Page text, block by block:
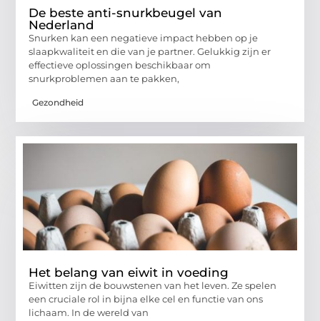
De beste anti-snurkbeugel van
Nederland
Snurken kan een negatieve impact hebben op je
slaapkwaliteit en die van je partner. Gelukkig zijn er
effectieve oplossingen beschikbaar om
snurkproblemen aan te pakken,
Gezondheid
Het belang van eiwit in voeding
Eiwitten zijn de bouwstenen van het leven. Ze spelen
een cruciale rol in bijna elke cel en functie van ons
lichaam. In de wereld van